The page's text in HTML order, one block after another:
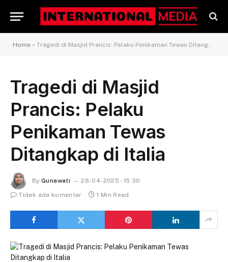
Home » Tragedi di Masjid Prancis: Pelaku Penikaman Tewas Ditangkap di Italia
Tragedi di Masjid
Prancis: Pelaku
Penikaman Tewas
Ditangkap di Italia
By Gunawati
28-04-2025 - 15.30
Tidak ada komentar
1 Min Read